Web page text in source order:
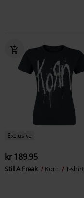
Exclusive
kr 189.95
Still A Freak Korn T-shirt